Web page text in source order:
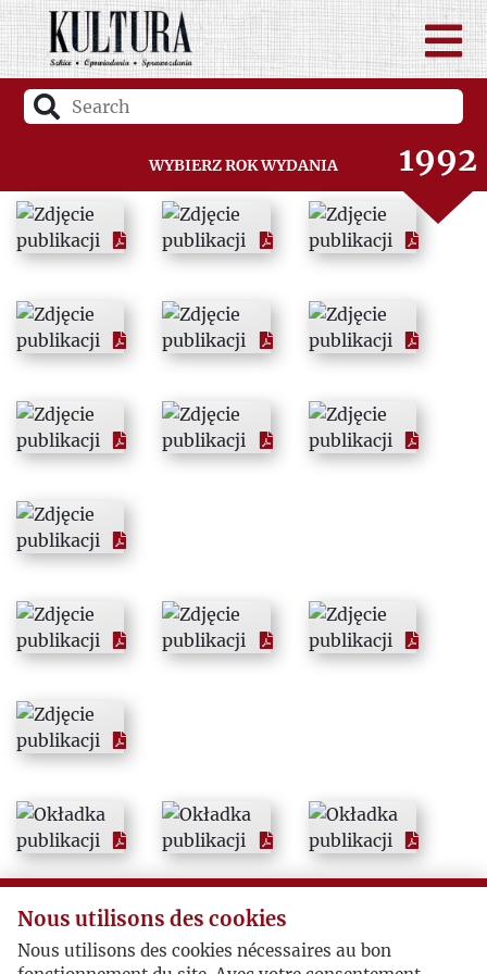
Wybierz rok wydania
1990
1991
1992
1993
1995
1996
1997
2000
2003
2004
Nous utilisons des cookies
Nous utilisons des cookies nécessaires au bon